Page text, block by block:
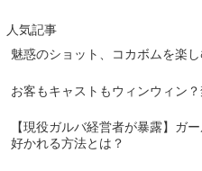
人気記事
魅惑のショット、コカボムを楽
お客もキャストもウィンウィン
【現役ガルバ経営者が暴露】ガ
好かれる方法とは？